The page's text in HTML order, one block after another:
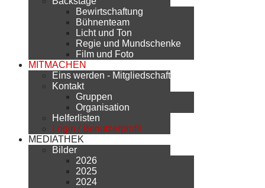
Bewirtschaftung
Bühnenteam
Licht und Ton
Regie und Mundschenke
Film und Foto
MITMACHEN
Eins werden - Mitgliedschaft
Kontakt
Gruppen
Organisation
Helferlisten
Login / Benutzerprofil
MEDIATHEK
Bilder
2026
2025
2024